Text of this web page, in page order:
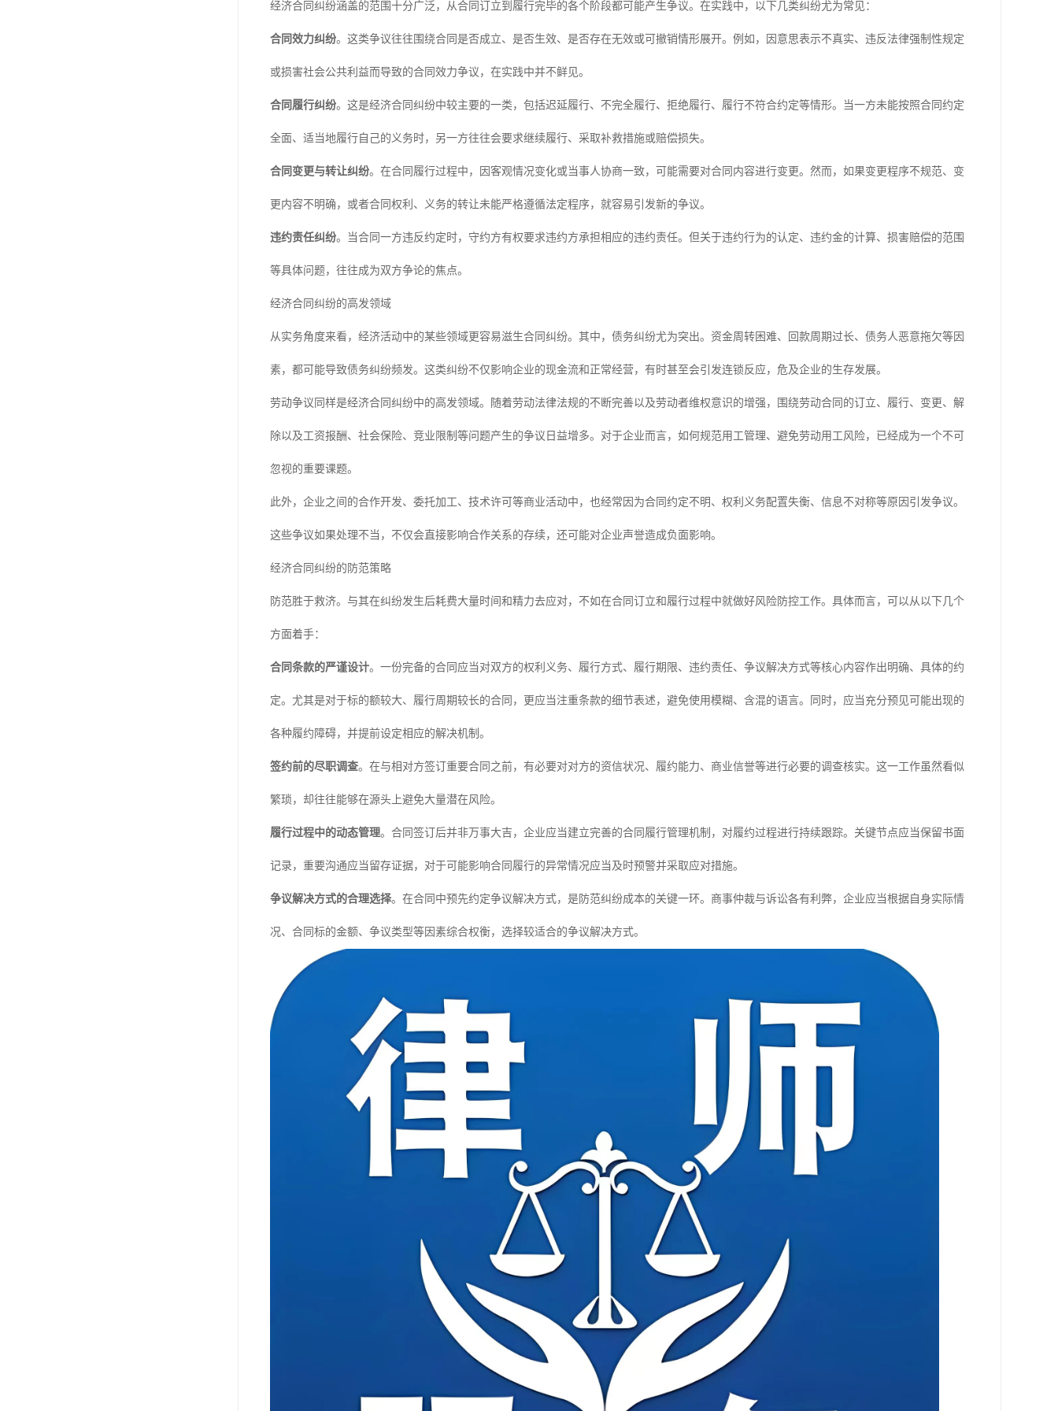
经济合同纠纷涵盖的范围十分广泛，从合同订立到履行完毕的各个阶段都可能产生争议。在实践中，以下几类纠纷尤为常见：
合同效力纠纷。这类争议往往围绕合同是否成立、是否生效、是否存在无效或可撤销情形展开。例如，因意思表示不真实、违反法律强制性规定
或损害社会公共利益而导致的合同效力争议，在实践中并不鲜见。
合同履行纠纷。这是经济合同纠纷中较主要的一类，包括迟延履行、不完全履行、拒绝履行、履行不符合约定等情形。当一方未能按照合同约定
全面、适当地履行自己的义务时，另一方往往会要求继续履行、采取补救措施或赔偿损失。
合同变更与转让纠纷。在合同履行过程中，因客观情况变化或当事人协商一致，可能需要对合同内容进行变更。然而，如果变更程序不规范、变
更内容不明确，或者合同权利、义务的转让未能严格遵循法定程序，就容易引发新的争议。
违约责任纠纷。当合同一方违反约定时，守约方有权要求违约方承担相应的违约责任。但关于违约行为的认定、违约金的计算、损害赔偿的范围
等具体问题，往往成为双方争论的焦点。
经济合同纠纷的高发领域
从实务角度来看，经济活动中的某些领域更容易滋生合同纠纷。其中，债务纠纷尤为突出。资金周转困难、回款周期过长、债务人恶意拖欠等因
素，都可能导致债务纠纷频发。这类纠纷不仅影响企业的现金流和正常经营，有时甚至会引发连锁反应，危及企业的生存发展。
劳动争议同样是经济合同纠纷中的高发领域。随着劳动法律法规的不断完善以及劳动者维权意识的增强，围绕劳动合同的订立、履行、变更、解
除以及工资报酬、社会保险、竞业限制等问题产生的争议日益增多。对于企业而言，如何规范用工管理、避免劳动用工风险，已经成为一个不可
忽视的重要课题。
此外，企业之间的合作开发、委托加工、技术许可等商业活动中，也经常因为合同约定不明、权利义务配置失衡、信息不对称等原因引发争议。
这些争议如果处理不当，不仅会直接影响合作关系的存续，还可能对企业声誉造成负面影响。
经济合同纠纷的防范策略
防范胜于救济。与其在纠纷发生后耗费大量时间和精力去应对，不如在合同订立和履行过程中就做好风险防控工作。具体而言，可以从以下几个
方面着手：
合同条款的严谨设计。一份完备的合同应当对双方的权利义务、履行方式、履行期限、违约责任、争议解决方式等核心内容作出明确、具体的约
定。尤其是对于标的额较大、履行周期较长的合同，更应当注重条款的细节表述，避免使用模糊、含混的语言。同时，应当充分预见可能出现的
各种履约障碍，并提前设定相应的解决机制。
签约前的尽职调查。在与相对方签订重要合同之前，有必要对对方的资信状况、履约能力、商业信誉等进行必要的调查核实。这一工作虽然看似
繁琐，却往往能够在源头上避免大量潜在风险。
履行过程中的动态管理。合同签订后并非万事大吉，企业应当建立完善的合同履行管理机制，对履约过程进行持续跟踪。关键节点应当保留书面
记录，重要沟通应当留存证据，对于可能影响合同履行的异常情况应当及时预警并采取应对措施。
争议解决方式的合理选择。在合同中预先约定争议解决方式，是防范纠纷成本的关键一环。商事仲裁与诉讼各有利弊，企业应当根据自身实际情
况、合同标的金额、争议类型等因素综合权衡，选择较适合的争议解决方式。